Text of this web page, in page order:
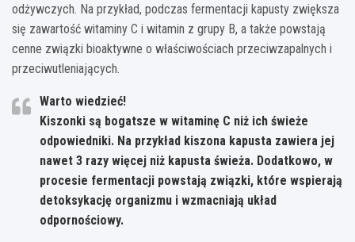
odżywczych. Na przykład, podczas fermentacji kapusty zwiększa
się zawartość witaminy C i witamin z grupy B, a także powstają
cenne związki bioaktywne o właściwościach przeciwzapalnych i
przeciwutleniających.
Warto wiedzieć!
Kiszonki są bogatsze w witaminę C niż ich świeże
odpowiedniki. Na przykład kiszona kapusta zawiera jej
nawet 3 razy więcej niż kapusta świeża. Dodatkowo, w
procesie fermentacji powstają związki, które wspierają
detoksykację organizmu i wzmacniają układ
odpornościowy.